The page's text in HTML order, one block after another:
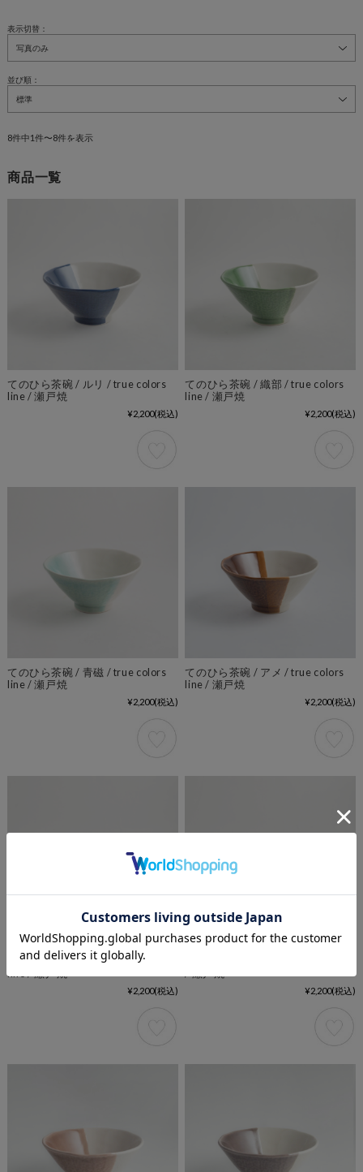
表示切替：
並び順：
8件中1件〜8件を表示
商品一覧
てのひら茶碗 / ルリ / true colors
line / 瀬戸焼
¥2,200(税込)
てのひら茶碗 / 織部 / true colors
line / 瀬戸焼
¥2,200(税込)
てのひら茶碗 / 青磁 / true colors
line / 瀬戸焼
¥2,200(税込)
てのひら茶碗 / アメ / true colors
line / 瀬戸焼
¥2,200(税込)
てのひら茶碗 / 黄彩 / true colors
line / 瀬戸焼
¥2,200(税込) ¥2,200(税込)